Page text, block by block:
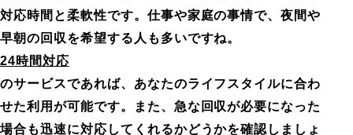
対応時間と柔軟性です。仕事や家庭の事情で、夜間や
早朝の回収を希望する人も多いですね。
24時間対応
のサービスであれば、あなたのライフスタイルに合わ
せた利用が可能です。また、急な回収が必要になった
場合も迅速に対応してくれるかどうかを確認しましょ